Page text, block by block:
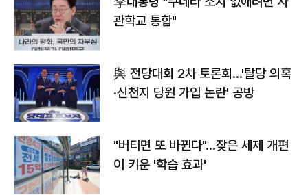
관학교 통합"
與 전당대회 2차 토론회…'탈당 의혹
·신천지 당원 가입 논란' 공방
"버티면 또 바뀐다"…잦은 세제 개편
이 키운 '학습 효과'